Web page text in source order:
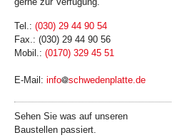
Tel.: (030) 29 44 90 54
Fax.: (030) 29 44 90 56
Mobil.: (0170) 329 45 51
E-Mail: info schwedenplatte.de
Sehen Sie was auf unseren
Baustellen passiert.